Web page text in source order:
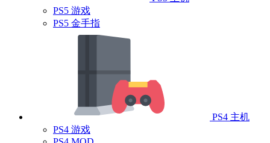
PS5 游戏
PS5 金手指
PS4 主机
PS4 游戏